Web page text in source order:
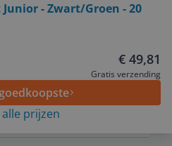
Junior - Zwart/Groen - 20
€ 49,81
Gratis verzending
alle prijzen